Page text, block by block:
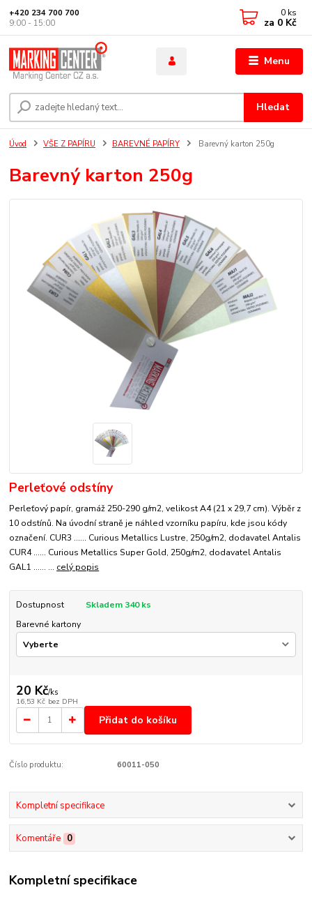
Menu
Hledat
+420 234 700 700
9:00 - 15:00
0 ks
za 0 Kč
Úvod VŠE Z PAPÍRU BAREVNÉ PAPÍRY Barevný karton 250g
Barevný karton 250g
Perleťové odstíny
Perleťový papír, gramáž 250-290 g/m2, velikost A4 (21 x 29,7 cm). Výběr z
10 odstínů. Na úvodní straně je náhled vzorníku papíru, kde jsou kódy
označení. CUR3 ...... Curious Metallics Lustre, 250g/m2, dodavatel Antalis
CUR4 ...... Curious Metallics Super Gold, 250g/m2, dodavatel Antalis
GAL1 ...... ... celý popis
Dostupnost
Skladem 340 ks
Barevné kartony
20 Kč/ks
16,53 Kč bez DPH
Přidat do košíku
Číslo produktu: 60011-050
Kompletní specifikace
Komentáře 0
Kompletní specifikace